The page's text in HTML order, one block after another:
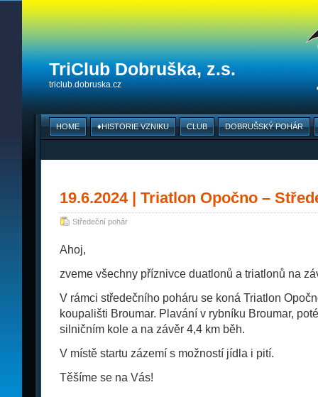
TriClub Dobruška, z.s.
triclub.dobruska.cz
HOME ♦HISTORIE VZNIKU CLUB DOBRUŠSKÝ POHÁR
19.6.2024 | Triatlon Opočno –
Středeční pohár
Ahoj,
zveme všechny příznivce duatlonů a triatlonů na
V rámci středečního poháru se koná Triatlon
koupališti Broumar. Plavání v rybníku Broumar,
silničním kole a na závěr 4,4 km běh.
V místě startu zázemí s možností jídla i pití.
Těšíme se na Vás!